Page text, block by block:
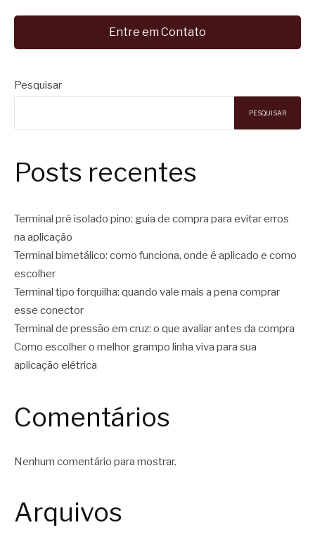
Entre em Contato
Pesquisar
PESQUISAR
Posts recentes
Terminal pré isolado pino: guia de compra para evitar erros
na aplicação
Terminal bimetálico: como funciona, onde é aplicado e como
escolher
Terminal tipo forquilha: quando vale mais a pena comprar
esse conector
Terminal de pressão em cruz: o que avaliar antes da compra
Como escolher o melhor grampo linha viva para sua
aplicação elétrica
Comentários
Nenhum comentário para mostrar.
Arquivos